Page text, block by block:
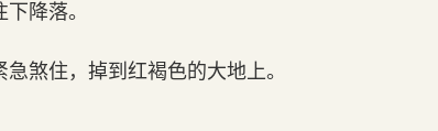
降落。
煞住，掉到红褐色的大地上。